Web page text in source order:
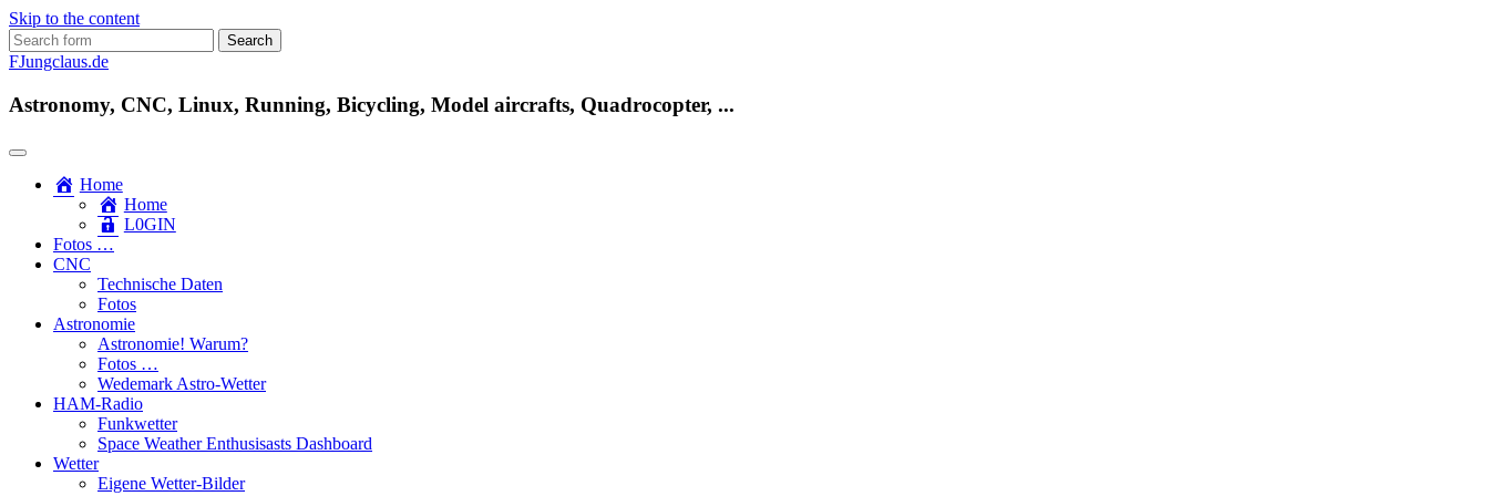
Skip to the content
Search
for:
FJungclaus.de
Astronomy, CNC, Linux, Running, Bicycling, Model aircrafts, Quadrocopter, ...
Home
Home
L​0​​GIN
Fotos …
CNC
Technische Daten
Fotos
Astronomie
Astronomie! Warum?
Fotos …
Wedemark Astro-Wetter
HAM-Radio
Funkwetter
Space Weather Enthusisasts Dashboard
Wetter
Eigene Wetter-Bilder